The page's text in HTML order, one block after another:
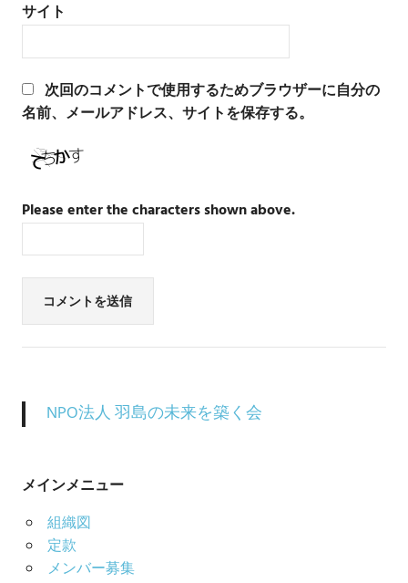
サイト
次回のコメントで使用するためブラウザーに自分の
名前、メールアドレス、サイトを保存する。
Please enter the characters shown above.
NPO法人 羽島の未来を築く会
メインメニュー
組織図
定款
メンバー募集